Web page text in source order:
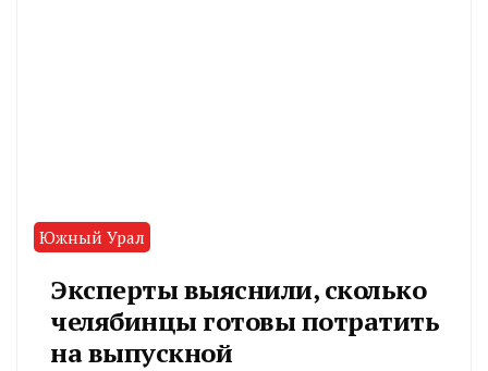
Южный Урал
Эксперты выяснили, сколько
челябинцы готовы потратить
на выпускной